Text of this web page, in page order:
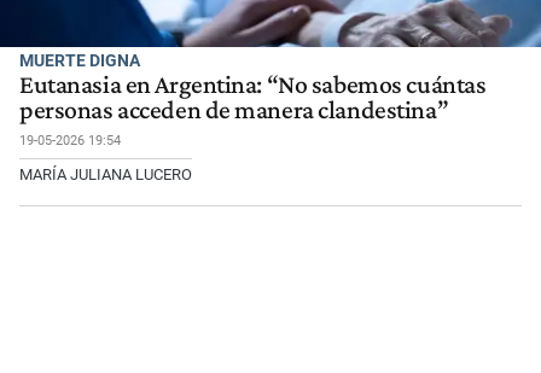
MUERTE DIGNA
Eutanasia en Argentina: “No sabemos cuántas
personas acceden de manera clandestina”
19-05-2026 19:54
MARÍA JULIANA LUCERO